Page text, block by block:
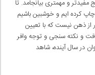
و مهمتری بیانجامد. تا
کرده ایم و خوشبین باشیم
از ذهن نیست که با تعیین
و نکته سنجی و توجه وافر
در سال آینده، شاهد